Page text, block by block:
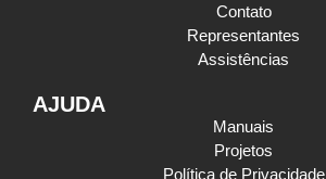
Contato
Representantes
Assistências
AJUDA
Manuais
Projetos
Política de Privacidade